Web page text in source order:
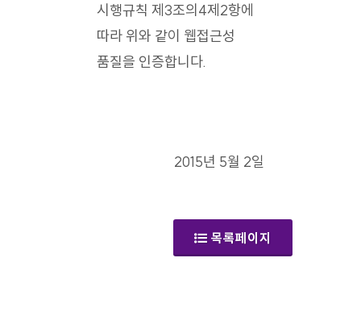
시행규칙 제3조의4제2항에
따라 위와 같이 웹접근성
품질을 인증합니다.
2015년 5월 2일
목록페이지